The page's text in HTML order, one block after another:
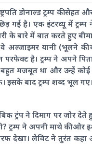
डोनाल्ड ट्रम्प की सेहत
गई है। एक इंटरव्यू में
के बारे में बात करते हुए
अल्जाइमर यानी (भूलने की
है। ट्रम्प ने अपने
बहुत मजबूत था और उन्हें कोई
इसके बाद ट्रम्प शब्द भूल गए।
ट्रंप ने दिमाग पर जोर
ट्रम्प ने अपनी माथे की ओर
देखा। लेविट ने तुरंत कहा